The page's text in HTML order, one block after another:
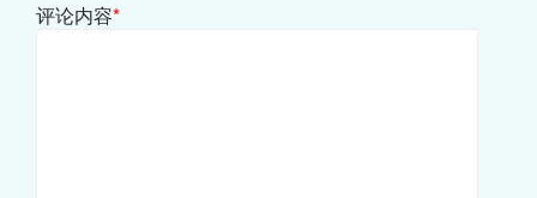
评论内容*